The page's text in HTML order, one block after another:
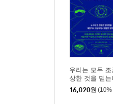
부록: 초능력 도구
감사의 글
우리는 모두 조
상한 것을 믿는
16,020원 (10%